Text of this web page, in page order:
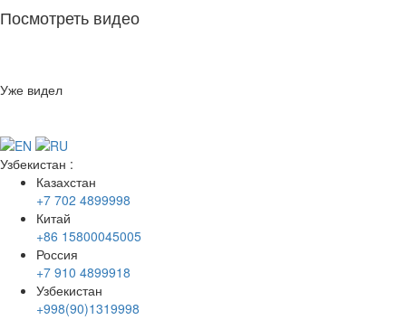
Посмотреть видео
Уже видел
Узбекистан :
Казахстан
+7 702 4899998
Китай
+86 15800045005
Россия
+7 910 4899918
Узбекистан
+998(90)1319998